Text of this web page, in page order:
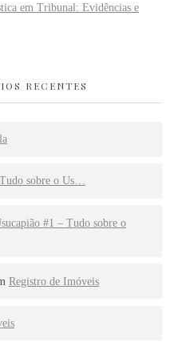
em Tribunal: Evidências e
RECENTES
sobre o Us…
#1 – Tudo sobre o
Registro de Imóveis